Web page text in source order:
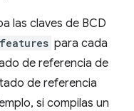
las claves de BCD
para cada
de referencia de
de referencia
si compilas un